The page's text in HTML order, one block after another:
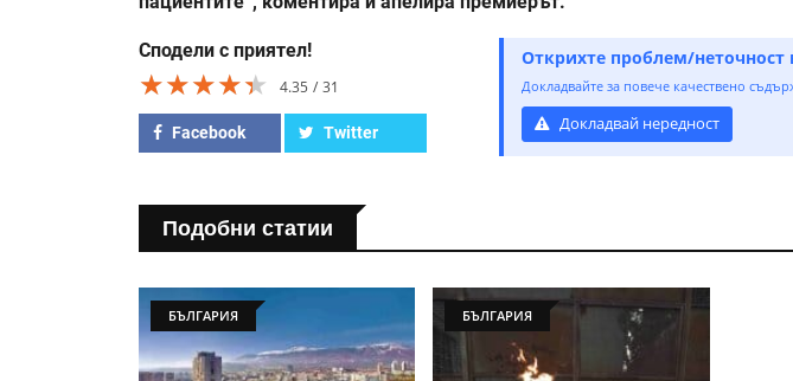
Сподели с приятел!
★★★★★
★★★★★
★★★★★ 4.35 31
Facebook Twitter
Открихте проблем/неточност
Докладвайте за повече качествено
Докладвай нередност
Подобни статии
БЪЛГАРИЯ БЪЛГАРИЯ